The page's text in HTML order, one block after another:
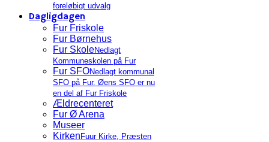
foreløbigt udvalg
Dagligdagen
Fur Friskole
Fur Børnehus
Fur SkoleNedlagt
Kommuneskolen på Fur
Fur SFONedlagt kommunal
SFO på Fur. Øens SFO er nu
en del af Fur Friskole
Ældrecenteret
Fur Ø Arena
Museer
Kirken Fuur Kirke, Præsten